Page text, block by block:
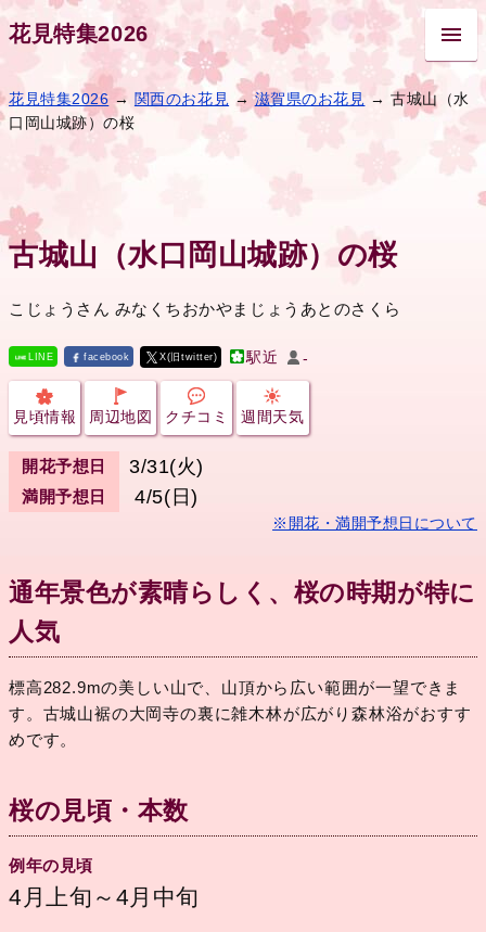
花見特集2026
花見特集2026 → 関西のお花見 →滋賀県のお花見 → 古城山（水
口岡山城跡）の桜
古城山（水口岡山城跡）の桜
こじょうさん みなくちおかやまじょうあとのさくら
LINE facebook X(旧twitter) 駅近 -
見頃情報 周辺地図 クチコミ 週間天気
開花予想日 3/31(火)
満開予想日 4/5(日)
※開花・満開予想日について
通年景色が素晴らしく、桜の時期が特に
人気
標高282.9mの美しい山で、山頂から広い範囲が一望できま
す。古城山裾の大岡寺の裏に雑木林が広がり森林浴がおすす
めです。
桜の見頃・本数
例年の見頃
4月上旬～4月中旬